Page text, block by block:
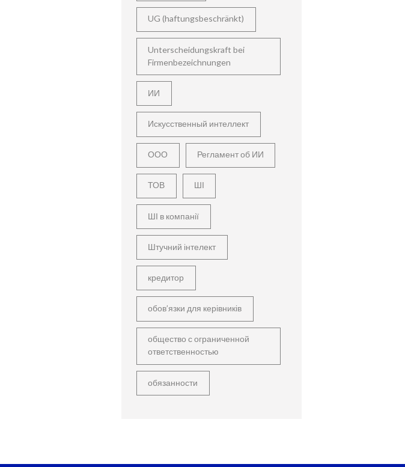
UG (haftungsbeschränkt)
Unterscheidungskraft bei
Firmenbezeichnungen
ИИ
Искусственный интеллект
ООО Регламент об ИИ
ТОВ ШІ
ШІ в компанії
Штучний інтелект
кредитор
обов’язки для керівників
общество с ограниченной
ответственностью
обязанности